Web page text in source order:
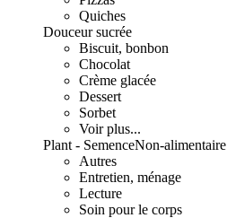
Quiches
Douceur sucrée
Biscuit, bonbon
Chocolat
Crème glacée
Dessert
Sorbet
Voir plus...
Plant - SemenceNon-alimentaire
Autres
Entretien, ménage
Lecture
Soin pour le corps